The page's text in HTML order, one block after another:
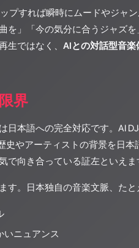
プすれば瞬時にムードやジャ
を」「今の気分に合うジャズ
生ではなく、 AIとの対話型音楽
界
日本語への完全対応です。AI
史やアーティストの背景を日
で向き合っている証左といえま
す。日本独自の音楽文脈、たと
いニュアンス